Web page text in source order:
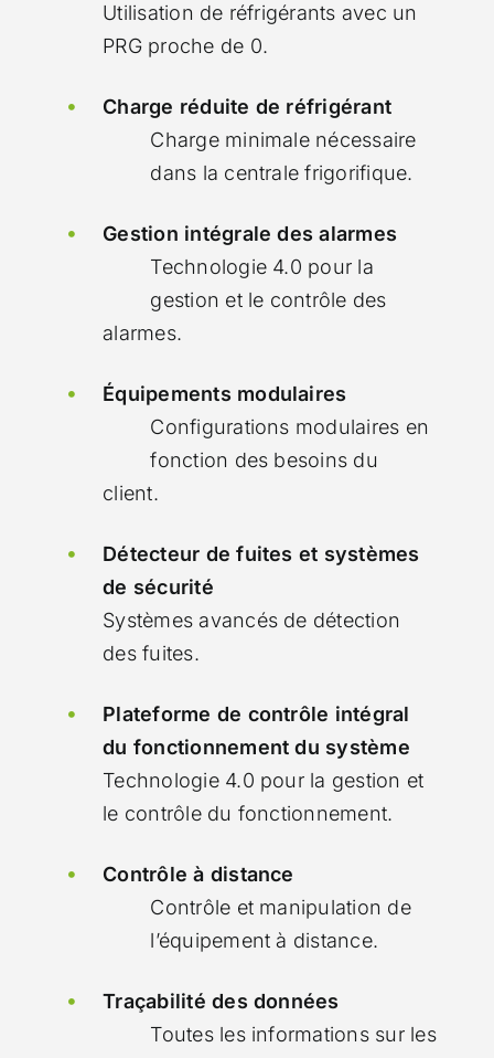
Utilisation de réfrigérants avec un
PRG proche de 0.
Charge réduite de réfrigérant
Charge minimale nécessaire
dans la centrale frigorifique.
Gestion intégrale des alarmes
Technologie 4.0 pour la
gestion et le contrôle des
alarmes.
Équipements modulaires
Configurations modulaires en
fonction des besoins du
client.
Détecteur de fuites et systèmes
de sécurité
Systèmes avancés de détection
des fuites.
Plateforme de contrôle intégral
du fonctionnement du système
Technologie 4.0 pour la gestion et
le contrôle du fonctionnement.
Contrôle à distance
Contrôle et manipulation de
l’équipement à distance.
Traçabilité des données
Toutes les informations sur les